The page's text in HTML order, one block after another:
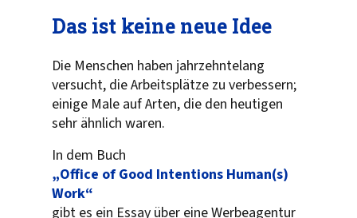
Das ist keine neue Idee
Die Menschen haben jahrzehntelang
versucht, die Arbeitsplätze zu verbessern;
einige Male auf Arten, die den heutigen
sehr ähnlich waren.
In dem Buch
„Office of Good Intentions Human(s)
Work“
gibt es ein Essay über eine Werbeagentur